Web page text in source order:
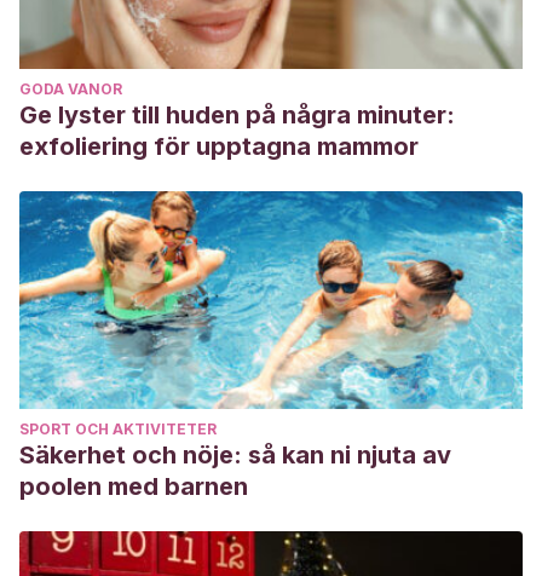
GODA VANOR
Ge lyster till huden på några minuter:
exfoliering för upptagna mammor
SPORT OCH AKTIVITETER
Säkerhet och nöje: så kan ni njuta av
poolen med barnen